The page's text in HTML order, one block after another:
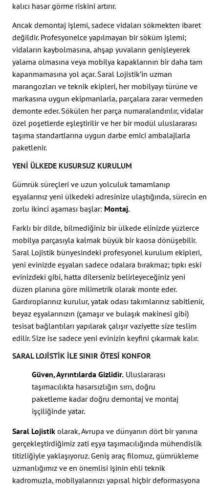
kalıcı hasar görme riskini artırır.
Ancak demontaj işlemi, sadece vidaları sökmekten ibaret
değildir. Profesyonelce yapılmayan bir söküm işlemi;
vidaların kaybolmasına, ahşap yuvaların genişleyerek
yalama olmasına veya mobilya kapaklarının bir daha tam
kapanmamasına yol açar. Saral Lojistik’in uzman
marangozları ve teknik ekipleri, her mobilyayı türüne ve
markasına uygun ekipmanlarla, parçalara zarar vermeden
demonte eder. Sökülen her parça numaralandırılır, vidalar
özel poşetlerde eşleştirilir ve her bir modül uluslararası
taşıma standartlarına uygun darbe emici ambalajlarla
paketlenir.
YENI ÜLKEDE KUSURSUZ KURULUM
Gümrük süreçleri ve uzun yolculuk tamamlanıp
eşyalarınız yeni ülkedeki adresinize ulaştığında, sürecin en
zorlu ikinci aşaması başlar: Montaj.
Farklı bir dilde, bilmediğiniz bir ülkede elinizde yüzlerce
mobilya parçasıyla kalmak büyük bir kaosa dönüşebilir.
Saral Lojistik bünyesindeki profesyonel kurulum ekipleri,
yeni evinizde eşyaları sadece odalara bırakmaz; tıpkı eski
evinizdeki gibi, hatta dilerseniz belirleyeceğiniz yeni
düzen planına göre milimetrik olarak monte eder.
Gardıroplarınız kurulur, yatak odası takımlarınız sabitlenir,
beyaz eşyalarınızın (çamaşır ve bulaşık makinesi gibi)
tesisat bağlantıları yapılarak çalışır vaziyette size teslim
edilir. Size ise sadece yeni evinizin keyfini çıkarmak kalır.
SARAL LOJISTIK ILE SINIR ÖTESI KONFOR
Güven, Ayrıntılarda Gizlidir. Uluslararası
taşımacılıkta hasarsızlığın sırrı, doğru
paketleme kadar doğru demontaj ve montaj
işçiliğinde yatar.
Saral Lojistik olarak, Avrupa ve dünyanın dört bir yanına
gerçekleştirdiğimiz zati eşya taşımacılığında mühendislik
titizliğiyle yaklaşıyoruz. Geniş araç filomuz, gümrükleme
uzmanlığımız ve en önemlisi işinin ehli teknik
kadromuzla, mobilyalarınızı yapısal hiçbir deformasyona